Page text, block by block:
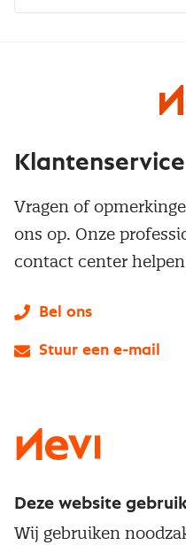
Klantenservice
Vragen of
ons op. Onze
contact center helpen
Bel ons
Stuur een e-mail
Deze website
Wij gebruiken